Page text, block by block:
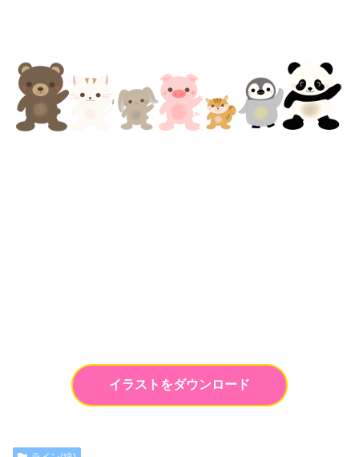
イラストをダウンロード